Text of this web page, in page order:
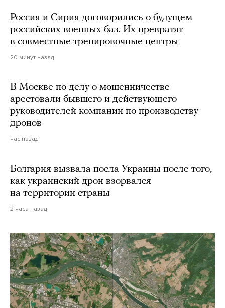
Россия и Сирия договорились о будущем
российских военных баз. Их превратят
в совместные тренировочные центры
20 минут назад
В Москве по делу о мошенничестве
арестовали бывшего и действующего
руководителей компании по производству
дронов
час назад
Болгария вызвала посла Украины после того,
как украинский дрон взорвался
на территории страны
2 часа назад